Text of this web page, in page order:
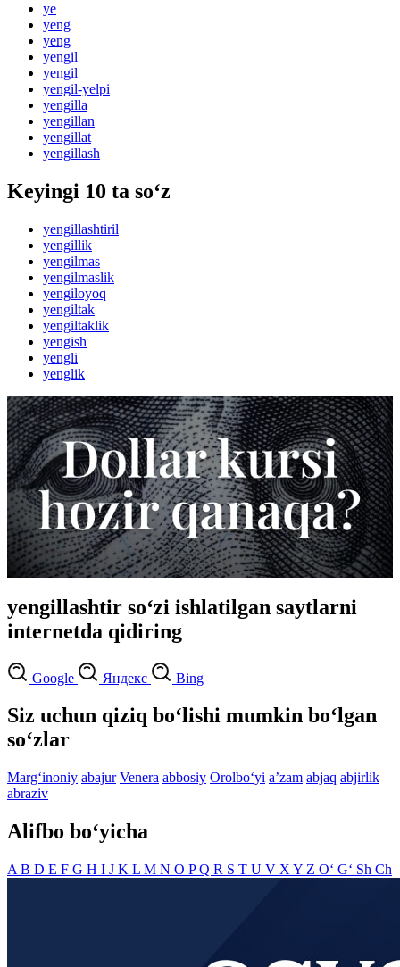
ye
yeng
yeng
yengil
yengil
yengil-yelpi
yengilla
yengillan
yengillat
yengillash
Keyingi 10 ta so‘z
yengillashtiril
yengillik
yengilmas
yengilmaslik
yengiloyoq
yengiltak
yengiltaklik
yengish
yengli
yenglik
yengillashtir so‘zi ishlatilgan saytlarni
internetda qidiring
Google Яндекс Bing
Siz uchun qiziq bo‘lishi mumkin bo‘lgan
so‘zlar
Marg‘inoniy abajur Venera abbosiy Orolbo‘yi aʼzam abjaq abjirlik
abraziv
Alifbo bo‘yicha
A B D E F G H I J K L M N O PQ R S T U V X Y Z O‘ G‘ Sh Ch